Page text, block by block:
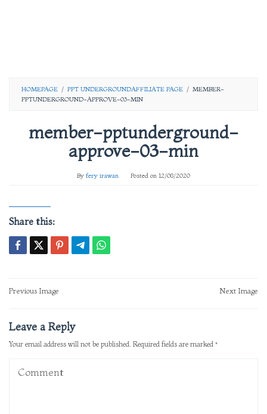
HOMEPAGE / PPT UNDERGROUNDAFFILIATE PAGE / MEMBER-
PPTUNDERGROUND-APPROVE-03-MIN
member-pptunderground-
approve-03-min
By fery irawan Posted on 12/08/2020
Share this:
Post
Previous Image Next Image
Leave a Reply
Your email address will not be published. Required fields are marked *